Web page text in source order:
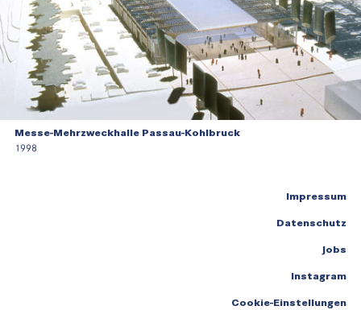
Messe-Mehrzweckhalle Passau-Kohlbruck
1998
Impressum
Datenschutz
Jobs
Instagram
Cookie-Einstellungen